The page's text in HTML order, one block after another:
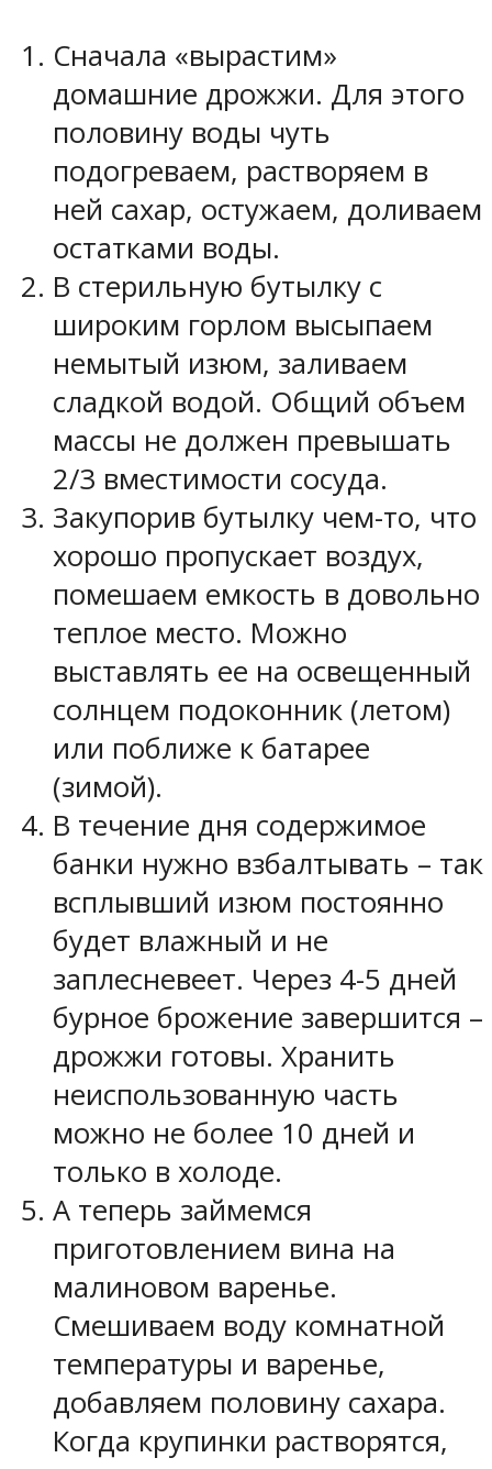
Сначала «вырастим»
домашние дрожжи. Для этого
половину воды чуть
подогреваем, растворяем в
ней сахар, остужаем, доливаем
остатками воды.
В стерильную бутылку с
широким горлом высыпаем
немытый изюм, заливаем
сладкой водой. Общий объем
массы не должен превышать
2/3 вместимости сосуда.
Закупорив бутылку чем-то, что
хорошо пропускает воздух,
помешаем емкость в довольно
теплое место. Можно
выставлять ее на освещенный
солнцем подоконник (летом)
или поближе к батарее
(зимой).
В течение дня содержимое
банки нужно взбалтывать – так
всплывший изюм постоянно
будет влажный и не
заплесневеет. Через 4-5 дней
бурное брожение завершится –
дрожжи готовы. Хранить
неиспользованную часть
можно не более 10 дней и
только в холоде.
А теперь займемся
приготовлением вина на
малиновом варенье.
Смешиваем воду комнатной
температуры и варенье,
добавляем половину сахара.
Когда крупинки растворятся,